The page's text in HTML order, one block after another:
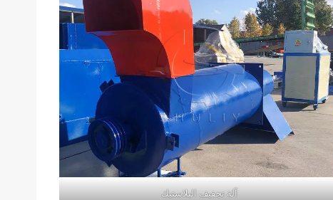
آلة تجفيف البلاستيك